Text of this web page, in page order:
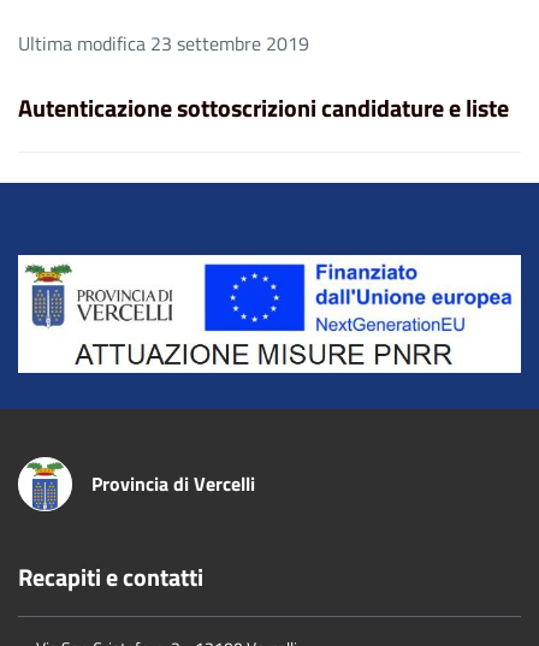
Ultima modifica 23 settembre 2019
Autenticazione sottoscrizioni candidature e liste
Title
Provincia di Vercelli
Recapiti e contatti